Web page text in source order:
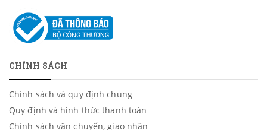
CHÍNH SÁCH
Chính sách và quy định chung
Quy định và hình thức thanh toán
Chính sách vận chuyển, giao nhận